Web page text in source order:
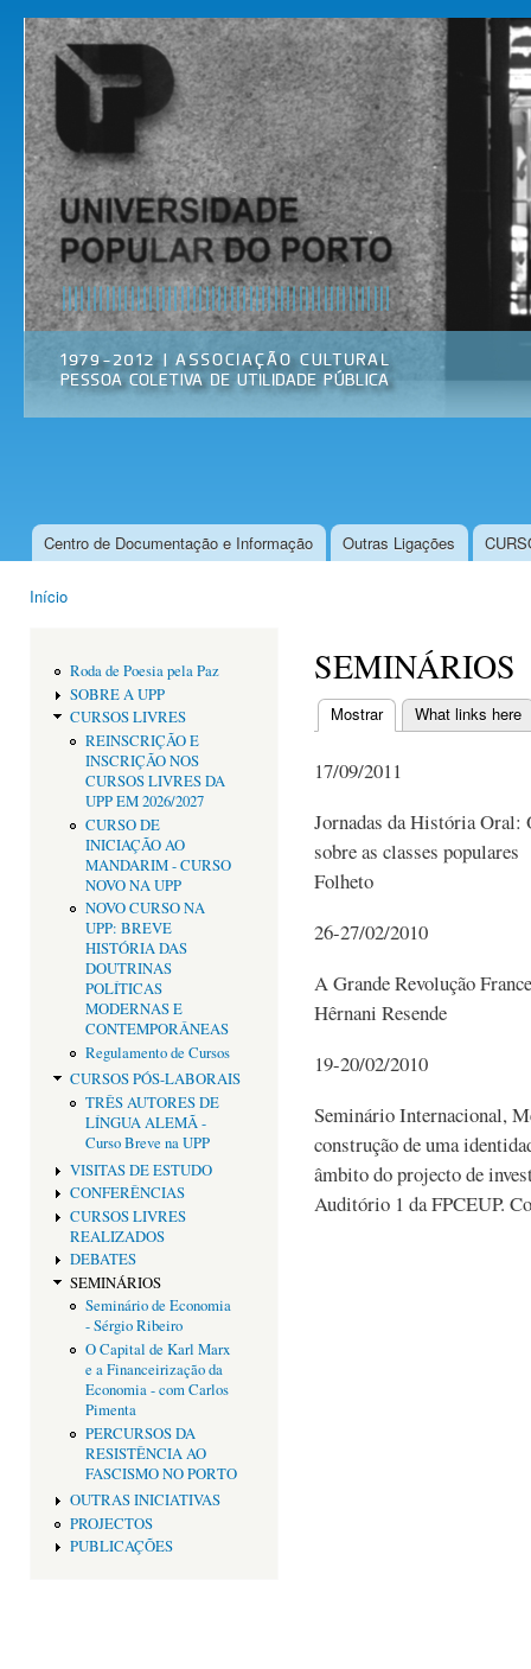
Universidade
Popular do
Porto
Associação
Cultural
Menu principal
Centro de Documentação e Informação Outras Ligações
Início
Roda de Poesia pela Paz
SOBRE A UPP
CURSOS LIVRES
REINSCRIÇÃO E
INSCRIÇÃO NOS
CURSOS LIVRES DA
UPP EM 2026/2027
CURSO DE
INICIAÇÃO AO
MANDARIM - CURSO
NOVO NA UPP
NOVO CURSO NA
UPP: BREVE
HISTÓRIA DAS
DOUTRINAS
POLÍTICAS
MODERNAS E
CONTEMPORÂNEAS
Regulamento de Cursos
CURSOS PÓS-LABORAIS
TRÊS AUTORES DE
LÍNGUA ALEMÃ -
Curso Breve na UPP
VISITAS DE ESTUDO
CONFERÊNCIAS
CURSOS LIVRES
REALIZADOS
DEBATES
SEMINÁRIOS
Seminário de Economia
- Sérgio Ribeiro
O Capital de Karl Marx
e a Financeirização da
Economia - com Carlos
Pimenta
PERCURSOS DA
RESISTÊNCIA AO
FASCISMO NO PORTO
OUTRAS INICIATIVAS
PROJECTOS
PUBLICAÇÕES
SEMINÁRIOS
Separadores
Mostrar(separador ativo)
What links here
17/09/2011
Jornadas da História Oral:
sobre as classes populares
Folheto
26-27/02/2010
A Grande Revolução
Hêrnani Resende
19-20/02/2010
Seminário Internacional,
construção de uma
âmbito do projecto de
Auditório 1 da FPCEUP.